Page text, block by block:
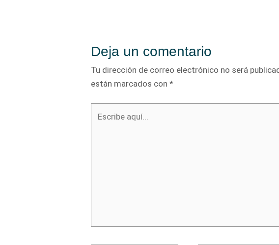
Deja un comentario
Tu dirección de correo electrónico no será
están marcados con*